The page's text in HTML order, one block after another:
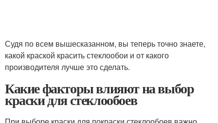
Судя по всем вышесказанном, вы теперь точно знаете,
какой краской красить стеклообои и от какого
производителя лучше это сделать.
Какие факторы влияют на выбор
краски для стеклообоев